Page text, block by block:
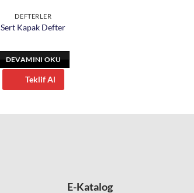
DEFTERLER
Sert Kapak Defter
DEVAMINI OKU
Teklif Al
E-Katalog